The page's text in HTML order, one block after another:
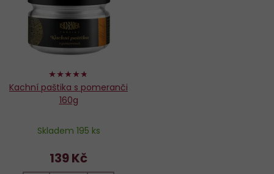
94%
Kachní paštika s pomeranči
160g
Skladem 195 ks
139 Kč